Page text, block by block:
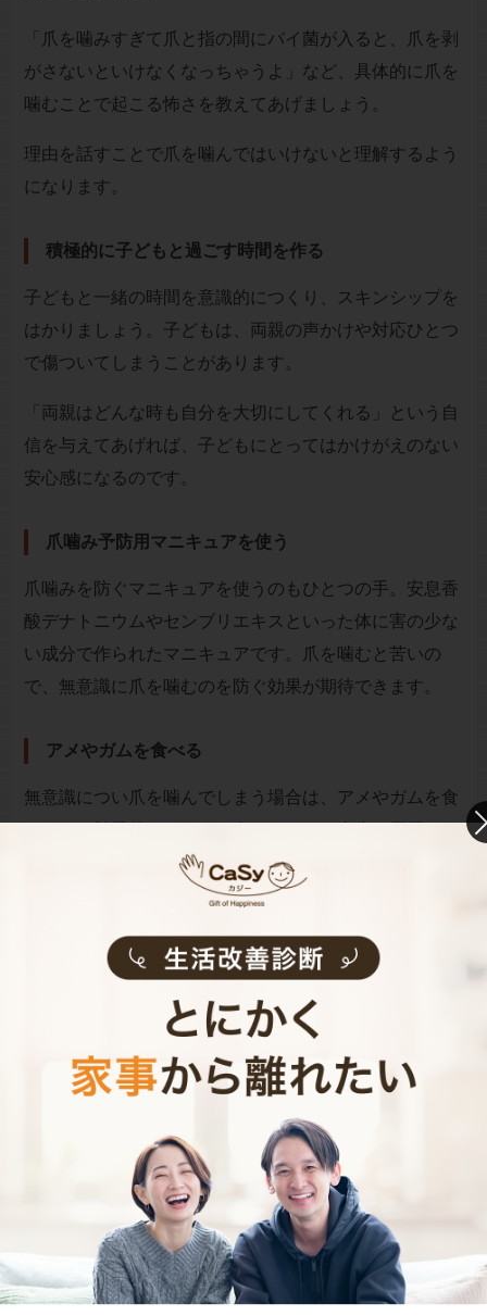
「爪を噛みすぎて爪と指の間にバイ菌が入ると、爪を剥
がさないといけなくなっちゃうよ」など、具体的に爪を
噛むことで起こる怖さを教えてあげましょう。
理由を話すことで爪を噛んではいけないと理解するよう
になります。
積極的に子どもと過ごす時間を作る
子どもと一緒の時間を意識的につくり、スキンシップを
はかりましょう。子どもは、両親の声かけや対応ひとつ
で傷ついてしまうことがあります。
「両親はどんな時も自分を大切にしてくれる」という自
信を与えてあげれば、子どもにとってはかけがえのない
安心感になるのです。
爪噛み予防用マニキュアを使う
爪噛みを防ぐマニキュアを使うのもひとつの手。安息香
酸デナトニウムやセンブリエキスといった体に害の少な
い成分で作られたマニキュアです。爪を噛むと苦いの
で、無意識に爪を噛むのを防ぐ効果が期待できます。
アメやガムを食べる
無意識につい爪を噛んでしまう場合は、アメやガムを食
べるのが効果的。ただし、食べすぎると虫歯の原因にも
なるので注意しましょう。
爪噛みは子どもの心の安定を助けてくれる